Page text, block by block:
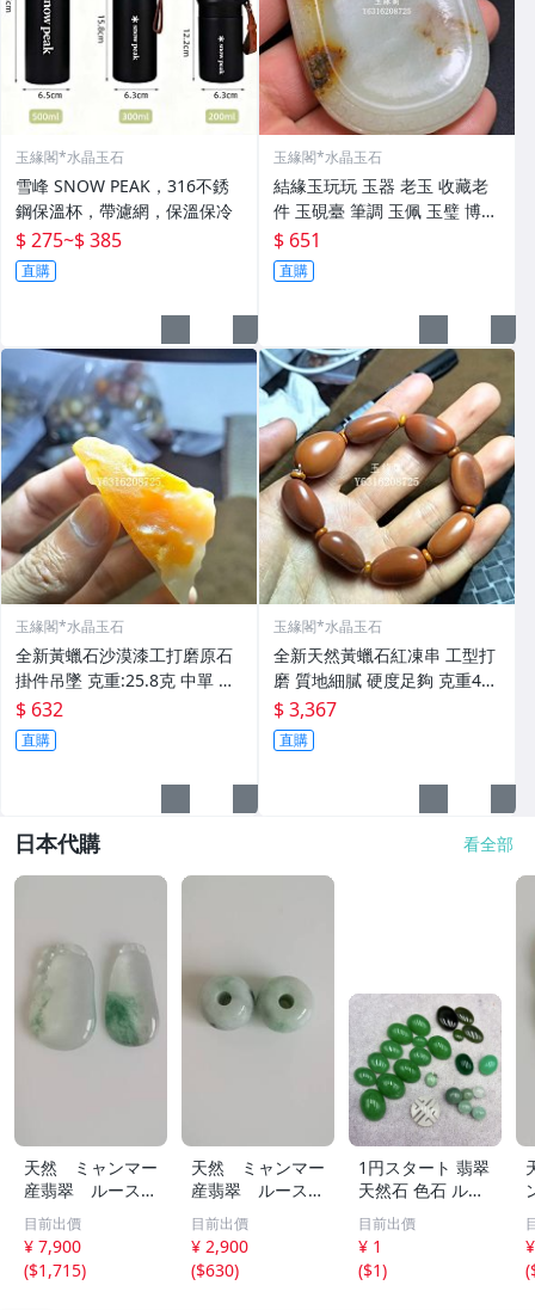
玉緣閣*水晶玉石
雪峰 SNOW PEAK，316不銹
鋼保溫杯，帶濾網，保溫保冷
$ 275~$ 385
直購
玉緣閣*水晶玉石
結緣玉玩玩 玉器 老玉 收藏老
件 玉硯臺 筆調 玉佩 玉璧 博擺
寶貝實 做工精細 精工細作 線
條流暢 有螭龍 瑞獸 邊刻如意
紋 玉質溫潤起光
$ 651
直購
玉緣閣*水晶玉石
全新黃蠟石沙漠漆工打磨原石
掛件吊墜 克重:25.8克 中單 照
片然光
$ 632
直購
玉緣閣*水晶玉石
全新天然黃蠟石紅凍串 工型打
磨 質地細膩 硬度足夠 克重44.
2克 照片然光 非
$ 3,367
直購
日本代購 看全部
天然 ミャンマー
産翡翠 ルース
瓜 氷のように透
き通る 17ｘ8.5
ｘ2.4ｍｍ 3.5ct
と 17.6ｘ11
目前出價
¥ 7,900
($1,715)
天然 ミャンマー
産翡翠 ルース
18ｘ12.8ｍ
ｍ 40.5ct と
18.4ｘ13.3ｍｍ
43ct 注意事項
目前出價
¥ 2,900
($630)
1円スタート 翡翠
天然石 色石 ルー
ス まとめ 大量 ジ
ュエリー 宝石 総
重量約49.0g ヒス
イ HE0806ろ
目前出價
¥ 1
($1)
(